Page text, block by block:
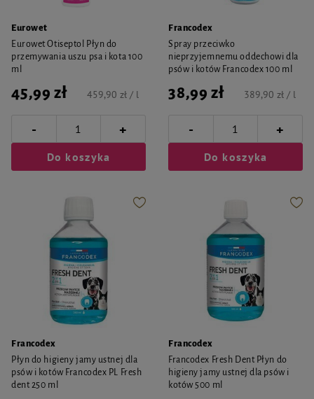
Eurowet
Eurowet Otiseptol Płyn do
przemywania uszu psa i kota 100
ml
45,99 zł 459,90 zł / l
- +
Do koszyka
Francodex
Spray przeciwko
nieprzyjemnemu oddechowi dla
psów i kotów Francodex 100 ml
38,99 zł 389,90 zł / l
- +
Do koszyka
Francodex
Płyn do higieny jamy ustnej dla
psów i kotów Francodex PL Fresh
dent 250 ml
Francodex
Francodex Fresh Dent Płyn do
higieny jamy ustnej dla psów i
kotów 500 ml